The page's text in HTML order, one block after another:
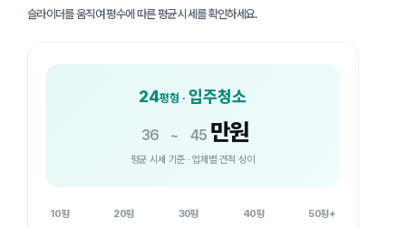
슬라이더를 움직여 평수에 따른 평균 시세를 확인하세요.
24평형 ·입주청소
36 ~ 45 만원
평균 시세 기준 · 업체별 견적 상이
10평 20평 30평 40평 50평+